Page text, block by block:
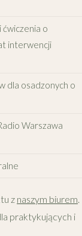
ćwiczenia o
interwencji
dla osadzonych o
Warszawa
z naszym biurem
praktykujących i